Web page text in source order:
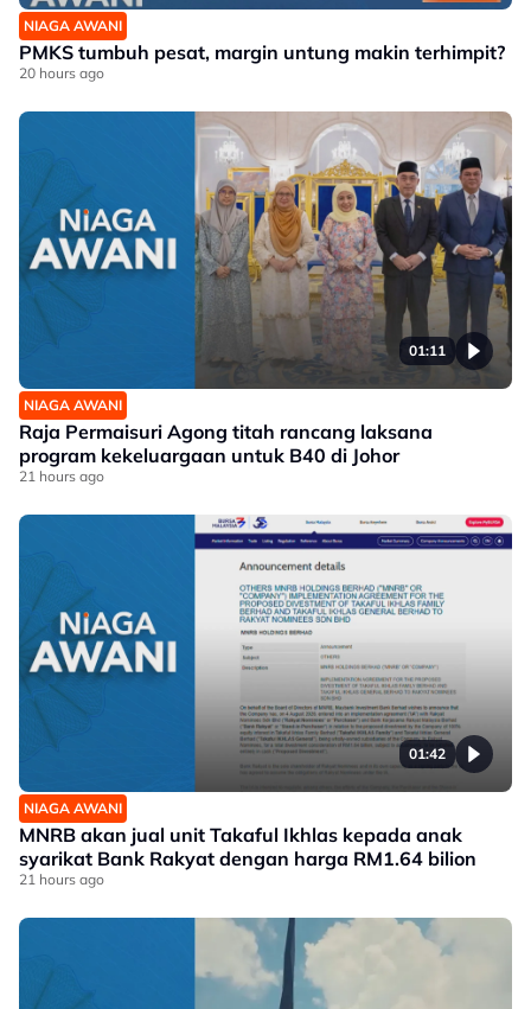
NIAGA AWANI
PMKS tumbuh pesat, margin untung makin terhimpit?
20 hours ago
01:11
NIAGA AWANI
Raja Permaisuri Agong titah rancang laksana
program kekeluargaan untuk B40 di Johor
21 hours ago
01:42
NIAGA AWANI
MNRB akan jual unit Takaful Ikhlas kepada anak
syarikat Bank Rakyat dengan harga RM1.64 bilion
21 hours ago